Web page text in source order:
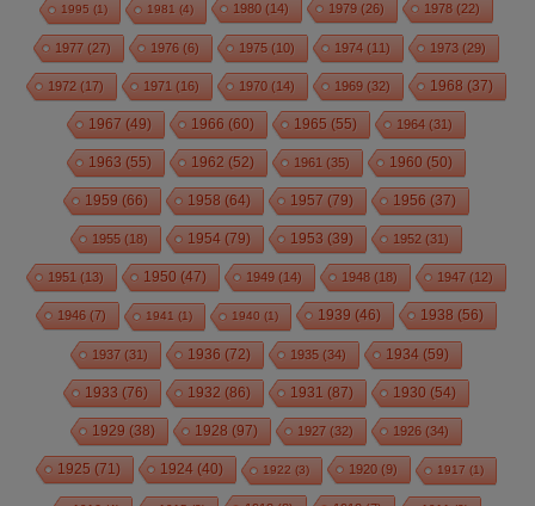
1995 (1) 1981 (4) 1980 (14) 1979 (26) 1978 (22)
1977 (27) 1976 (6) 1975 (10) 1974 (11) 1973 (29)
1972 (17) 1971 (16) 1970 (14) 1969 (32) 1968 (37)
1967 (49) 1966 (60) 1965 (55) 1964 (31)
1963 (55) 1962 (52) 1961 (35) 1960 (50)
1959 (66) 1958 (64) 1957 (79) 1956 (37)
1955 (18) 1954 (79) 1953 (39) 1952 (31)
1951 (13) 1950 (47) 1949 (14) 1948 (18) 1947 (12)
1946 (7) 1941 (1) 1940 (1) 1939 (46) 1938 (56)
1937 (31) 1936 (72) 1935 (34) 1934 (59)
1933 (76) 1932 (86) 1931 (87) 1930 (54)
1929 (38) 1928 (97) 1927 (32) 1926 (34)
1925 (71) 1924 (40) 1922 (3) 1920 (9) 1917 (1)